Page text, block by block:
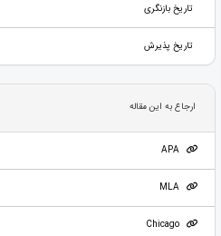
تاریخ بازنگری
تاریخ پذیرش
ارجاع به این مقاله
APA
MLA
Chicago